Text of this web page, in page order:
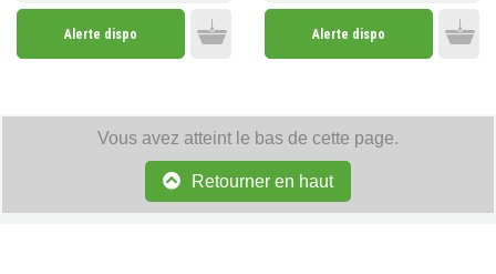
Alerte dispo
Add to cart
Alerte dispo
Vous avez atteint le bas de cette page.
Retourner en haut